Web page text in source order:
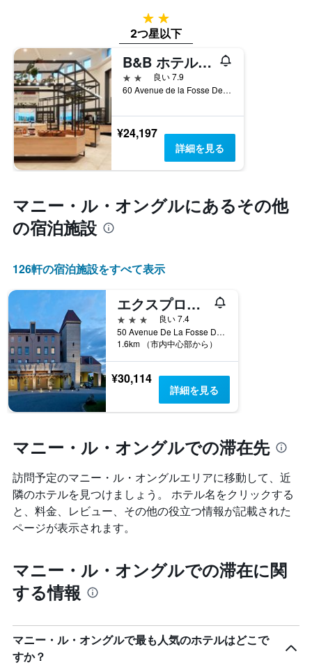
室
の
平
均
料
金
を
し
て
ま
す
ま
す
2つ星
2つ星以下
B&B ホテル プレ ディズニーランド パリ
2つ星
良い 7.9
60 Avenue de la Fosse Des Pressoirs, マニー・ル・オングル, セーヌ＝エ＝マルヌ県, フランス
¥24,197
詳細を見る
マニー・ル・オングル​にあるその他
の宿泊施設
126​軒の宿泊施設をすべて表示
エクスプロアーズ ホテル アット ディズニーランド パリ
3つ星
良い 7.4
50 Avenue De La Fosse Des Pressoirs, マニー・ル・オングル, セーヌ＝エ＝マルヌ県, フランス
1.6km （市内中心部から）
¥30,114
詳細を見る
マニー・ル・オングルでの滞在先
訪問予定のマニー・ル・オングルエリアに移動して、近
隣のホテルを見つけましょう。 ホテル名をクリックする
と、料金、レビュー、その他の役立つ情報が記載された
ページが表示されます。
マニー・ル・オングルでの滞在に関
する情報
マニー・ル・オングルで最も人気のホテルはどこで
すか？